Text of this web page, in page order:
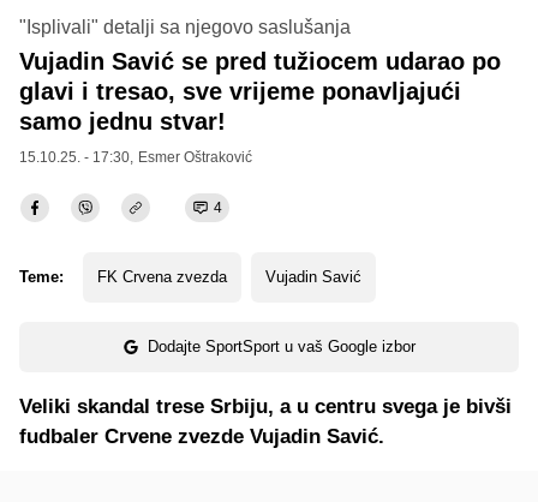
"Isplivali" detalji sa njegovo saslušanja
Vujadin Savić se pred tužiocem udarao po
glavi i tresao, sve vrijeme ponavljajući
samo jednu stvar!
15.10.25. - 17:30, Esmer Oštraković
4
Teme: FK Crvena zvezda Vujadin Savić
Dodajte SportSport u vaš Google izbor
Veliki skandal trese Srbiju, a u centru svega je bivši
fudbaler Crvene zvezde Vujadin Savić.